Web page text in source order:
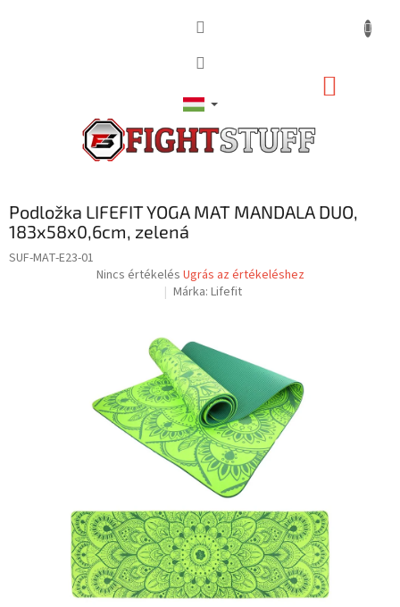
Podložka LIFEFIT YOGA MAT MANDALA DUO,
183x58x0,6cm, zelená
SUF-MAT-E23-01
A
csillag.
Nincs értékelés Ugrás az értékeléshez
Márka: Lifefit